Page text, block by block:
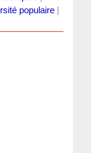
populaire